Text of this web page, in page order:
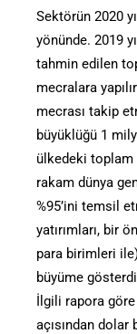
Sektörün 2020
yönünde. 2019
tahmin edilen
mecralara
mecrası takip
büyüklüğü 1
ülkedeki toplam
rakam dünya
%95’ini temsil
yatırımları, bir
para birimleri
büyüme
İlgili rapora göre
açısından dolar